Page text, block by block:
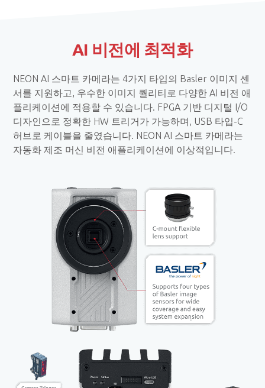
AI 비전에 최적화
NEON AI 스마트 카메라는 4가지 타입의 Basler 이미지 센
서를 지원하고, 우수한 이미지 퀄리티로 다양한 AI 비전 애
플리케이션에 적용할 수 있습니다. FPGA 기반 디지털 I/O
디자인으로 정확한 HW 트리거가 가능하며, USB 타입-C
허브로 케이블을 줄였습니다. NEON AI 스마트 카메라는
자동화 제조 머신 비전 애플리케이션에 이상적입니다.